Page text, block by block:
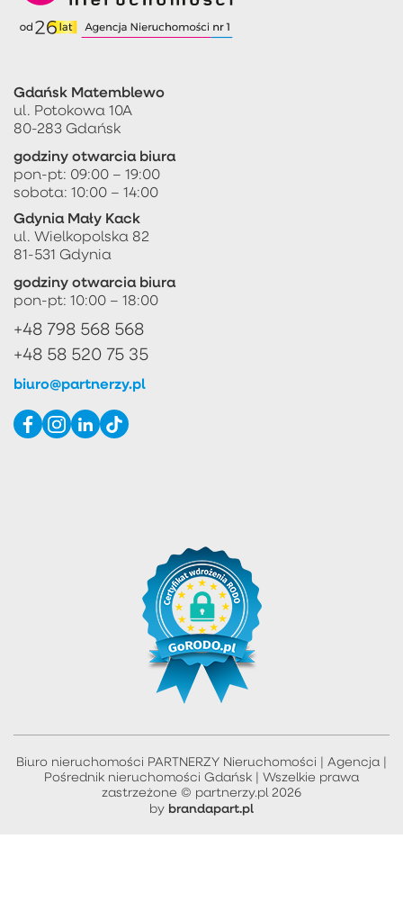
Gdańsk Matemblewo
ul. Potokowa 10A
80-283 Gdańsk
godziny otwarcia biura
pon-pt: 09:00 – 19:00
sobota: 10:00 – 14:00
Gdynia Mały Kack
ul. Wielkopolska 82
81-531 Gdynia
godziny otwarcia biura
pon-pt: 10:00 – 18:00
+48 798 568 568
+48 58 520 75 35
biuro@partnerzy.pl
Biuro nieruchomości PARTNERZY Nieruchomości | Agencja |
Pośrednik nieruchomości Gdańsk | Wszelkie prawa
zastrzeżone © partnerzy.pl 2026
by brandapart.pl